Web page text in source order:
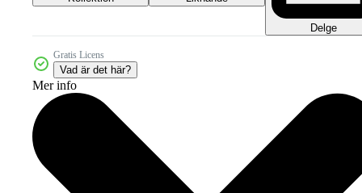
Delge
Gratis Licens
Vad är det här?
Mer info